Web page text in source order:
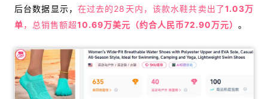
后台数据显示， 在过去的28天内，该款水鞋共卖出了1.03万
单，总销售额超10.69万美元（约合人民币72.90万元） 。